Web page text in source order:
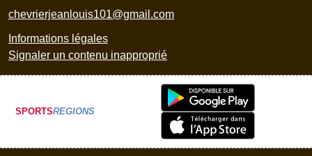
chevrierjeanlouis101@gmail.com
Informations légales
Signaler un contenu inapproprié
SPORTSREGIONS